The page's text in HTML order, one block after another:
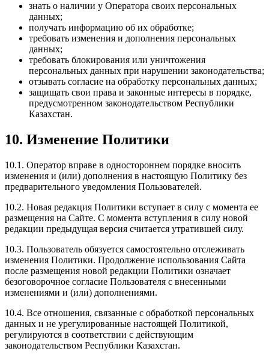
знать о наличии у Оператора своих персональных
данных;
получать информацию об их обработке;
требовать изменения и дополнения персональных
данных;
требовать блокирования или уничтожения
персональных данных при нарушении законодательства;
отзывать согласие на обработку персональных данных;
защищать свои права и законные интересы в порядке,
предусмотренном законодательством Республики
Казахстан.
10. Изменение Политики
10.1. Оператор вправе в одностороннем порядке вносить
изменения и (или) дополнения в настоящую Политику без
предварительного уведомления Пользователей.
10.2. Новая редакция Политики вступает в силу с момента ее
размещения на Сайте. С момента вступления в силу новой
редакции предыдущая версия считается утратившей силу.
10.3. Пользователь обязуется самостоятельно отслеживать
изменения Политики. Продолжение использования Сайта
после размещения новой редакции Политики означает
безоговорочное согласие Пользователя с внесенными
изменениями и (или) дополнениями.
10.4. Все отношения, связанные с обработкой персональных
данных и не урегулированные настоящей Политикой,
регулируются в соответствии с действующим
законодательством Республики Казахстан.